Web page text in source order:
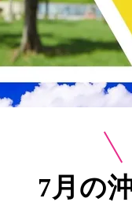
7月の